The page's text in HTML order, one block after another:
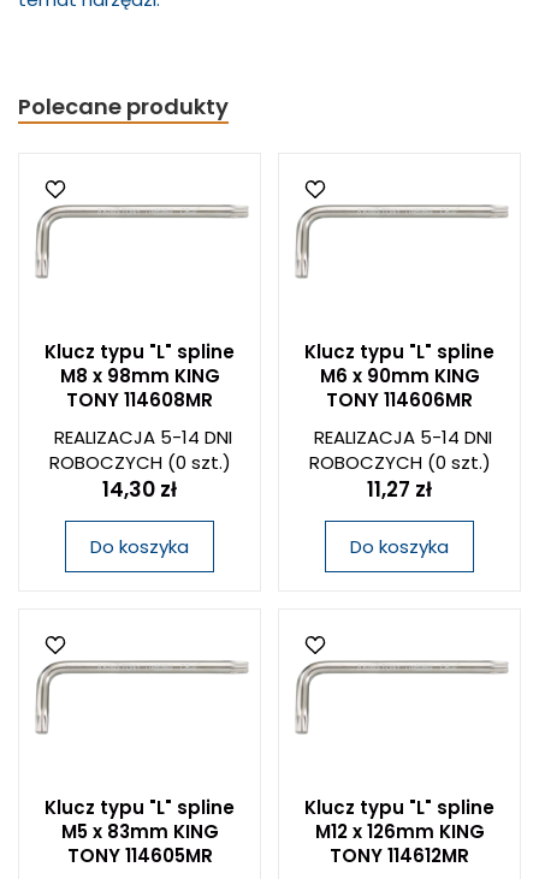
Polecane produkty
Klucz typu "L" spline
M8 x 98mm KING
TONY 114608MR
REALIZACJA 5-14 DNI
ROBOCZYCH(0 szt.)
14,30 zł
Do koszyka
Klucz typu "L" spline
M6 x 90mm KING
TONY 114606MR
REALIZACJA 5-14 DNI
ROBOCZYCH(0 szt.)
11,27 zł
Do koszyka
Klucz typu "L" spline
M5 x 83mm KING
TONY 114605MR
Klucz typu "L" spline
M12 x 126mm KING
TONY 114612MR